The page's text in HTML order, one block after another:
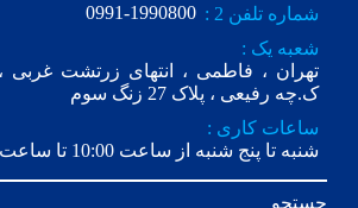
شماره تلفن 2 :
0991-1990800
شعبه یک :
تهران ، فاطمی ، انتهای زرتشت غربی ،
ک.چه رفیعی ، پلاک 27 زنگ سوم
ساعات کاری :
شنبه تا پنج شنبه از ساعت 10:00 تا ساعت 16:00
جستجو